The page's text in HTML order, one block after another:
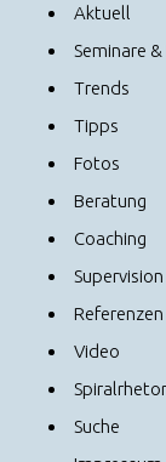
Aktuell
Seminare &
Trends
Tipps
Fotos
Beratung
Coaching
Supervision
Referenzen
Video
Suche